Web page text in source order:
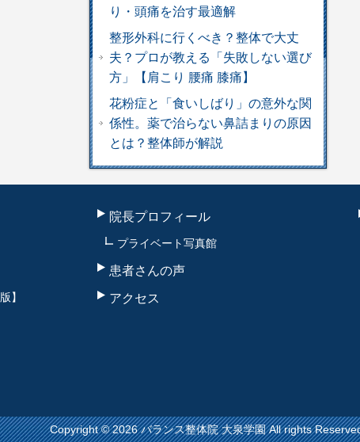
り・頭痛を治す最適解
整形外科に行くべき？整体で大丈
夫？プロが教える「失敗しない選び
方」【肩こり 腰痛 膝痛】
花粉症と「食いしばり」の意外な関
係性。薬で治らない鼻詰まりの原因
とは？整体師が解説
】
院長プロフィール
プライベート写真館
患者さんの声
アクセス
Copyright © 2026 バランス整体院 大泉学園 All rights